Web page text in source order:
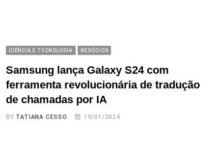
CIÊNCIA E TECNOLOGIA NEGÓCIOS
Samsung lança Galaxy S24 com
ferramenta revolucionária de tradução
de chamadas por IA
BY TATIANA CESSO 19/01/2024